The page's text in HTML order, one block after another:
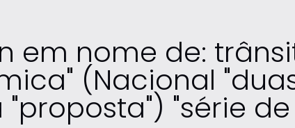
em nome de:
(Nacional
"série